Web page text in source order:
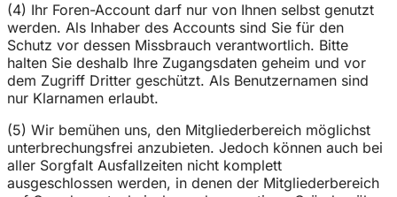
(4) Ihr Foren-Account darf nur von Ihnen selbst genutzt
werden. Als Inhaber des Accounts sind Sie für den
Schutz vor dessen Missbrauch verantwortlich. Bitte
halten Sie deshalb Ihre Zugangsdaten geheim und vor
dem Zugriff Dritter geschützt. Als Benutzernamen sind
nur Klarnamen erlaubt.
(5) Wir bemühen uns, den Mitgliederbereich möglichst
unterbrechungsfrei anzubieten. Jedoch können auch bei
aller Sorgfalt Ausfallzeiten nicht komplett
ausgeschlossen werden, in denen der Mitgliederbereich